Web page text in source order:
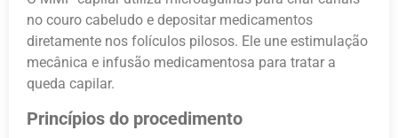
no couro cabeludo e depositar medicamentos
diretamente nos folículos pilosos. Ele une estimulação
mecânica e infusão medicamentosa para tratar a
queda capilar.
Princípios do procedimento